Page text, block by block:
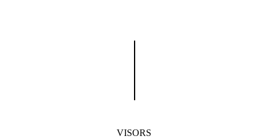
VISORS